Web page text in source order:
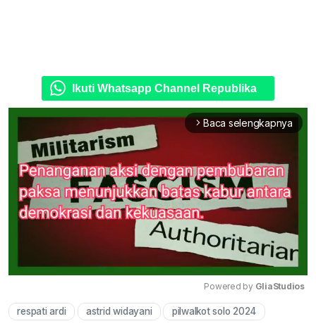
Ikuti Whatsapp Channel Republika
arrow_forward_ios Baca selengkapnya
Mute
Powered by GliaStudios
respati ardi astrid widayani pilwalkot solo 2024